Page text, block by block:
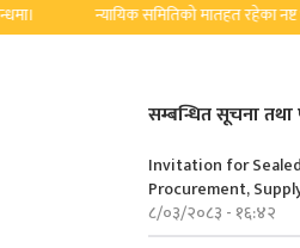
न्यायिक समितिको मातहत रहेका नष्ट
सम्बन्धित सूचना तथा
Invitation for
Procurement,
८/०३/२०८३ - १६:४२